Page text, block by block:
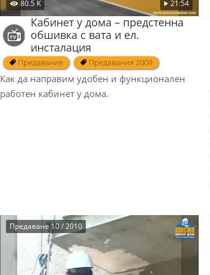
80.5 K 21:54
Кабинет у дома – предстенна
обшивка с вата и ел.
инсталация
Предавания Предавания 2009
Как да направим удобен и функционален
работен кабинет у дома.
Предаване 10 / 2010